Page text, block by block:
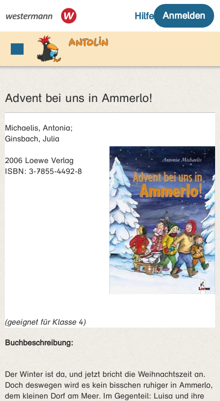
Advent bei uns in Ammerlo!
Michaelis, Antonia;
Ginsbach, Julia
2006 Loewe Verlag
ISBN: 3-7855-4492-8
(geeignet für Klasse 4)
Buchbeschreibung:
Der Winter ist da, und jetzt bricht die Weihnachtszeit an.
Doch deswegen wird es kein bisschen ruhiger in Ammerlo,
dem kleinen Dorf am Meer. Im Gegenteil: Luisa und ihre